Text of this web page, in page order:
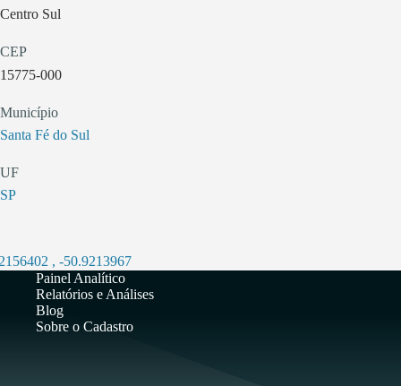
Centro Sul
CEP
15775-000
Município
Santa Fé do Sul
UF
SP
, -50.9213967
Painel Analítico
Relatórios e Análises
Blog
Sobre o Cadastro